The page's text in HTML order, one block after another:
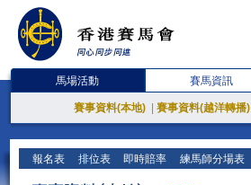
馬場活動 賽馬資訊
賽事資料(本地) 賽事資料(越洋轉播)
報名表 排位表 即時賠率 練馬師分場表